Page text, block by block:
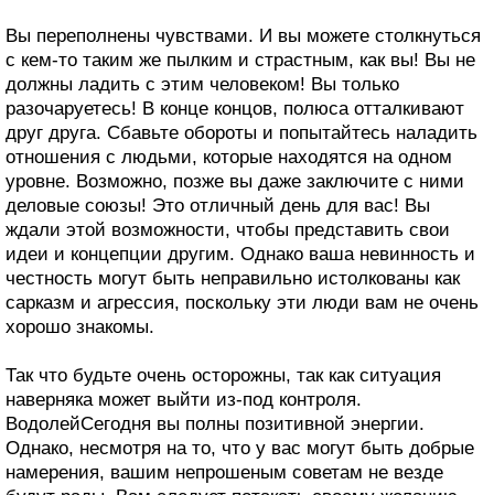
Вы переполнены чувствами. И вы можете столкнуться
с кем-то таким же пылким и страстным, как вы! Вы не
должны ладить с этим человеком! Вы только
разочаруетесь! В конце концов, полюса отталкивают
друг друга. Сбавьте обороты и попытайтесь наладить
отношения с людьми, которые находятся на одном
уровне. Возможно, позже вы даже заключите с ними
деловые союзы! Это отличный день для вас! Вы
ждали этой возможности, чтобы представить свои
идеи и концепции другим. Однако ваша невинность и
честность могут быть неправильно истолкованы как
сарказм и агрессия, поскольку эти люди вам не очень
хорошо знакомы.
Так что будьте очень осторожны, так как ситуация
наверняка может выйти из-под контроля.
ВодолейСегодня вы полны позитивной энергии.
Однако, несмотря на то, что у вас могут быть добрые
намерения, вашим непрошеным советам не везде